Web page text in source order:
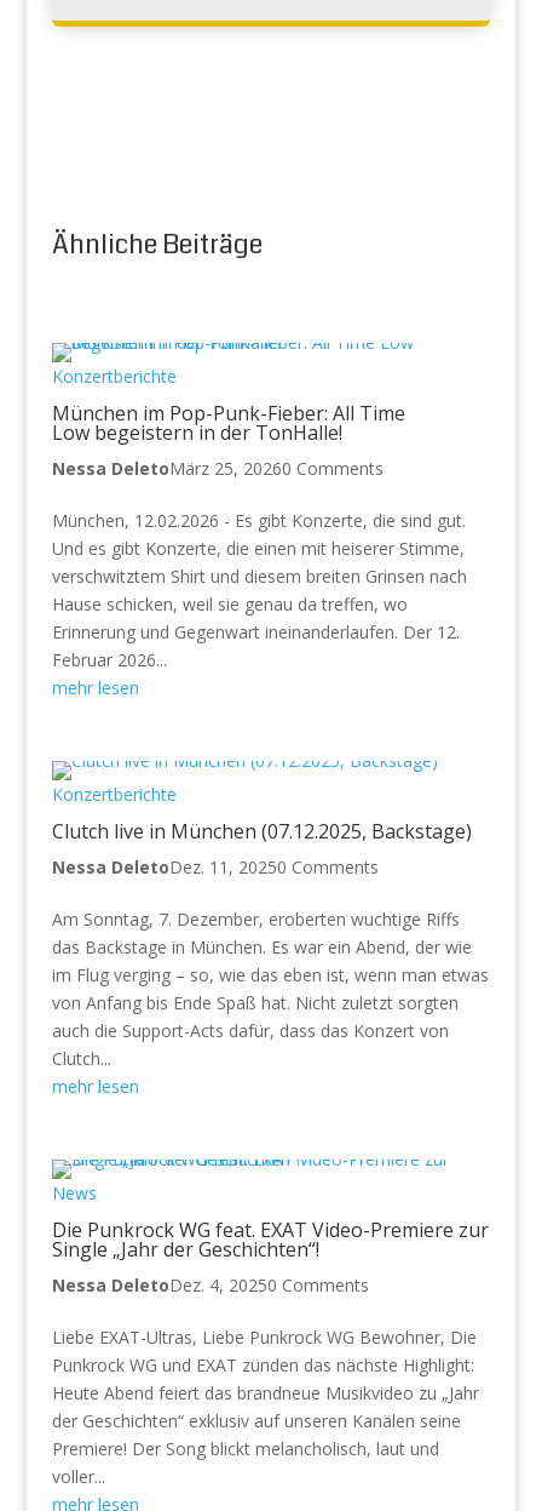
Ähnliche Beiträge
Konzertberichte
München im Pop-Punk-Fieber: All Time
Low begeistern in der TonHalle!
Nessa DeletoMärz 25, 20260 Comments
München, 12.02.2026 - Es gibt Konzerte, die sind gut.
Und es gibt Konzerte, die einen mit heiserer Stimme,
verschwitztem Shirt und diesem breiten Grinsen nach
Hause schicken, weil sie genau da treffen, wo
Erinnerung und Gegenwart ineinanderlaufen. Der 12.
Februar 2026...
mehr lesen
Konzertberichte
Clutch live in München (07.12.2025, Backstage)
Nessa DeletoDez. 11, 20250 Comments
Am Sonntag, 7. Dezember, eroberten wuchtige Riffs
das Backstage in München. Es war ein Abend, der wie
im Flug verging – so, wie das eben ist, wenn man etwas
von Anfang bis Ende Spaß hat. Nicht zuletzt sorgten
auch die Support-Acts dafür, dass das Konzert von
Clutch...
mehr lesen
News
Die Punkrock WG feat. EXAT Video-Premiere zur
Single „Jahr der Geschichten“!
Nessa DeletoDez. 4, 20250 Comments
Liebe EXAT-Ultras, Liebe Punkrock WG Bewohner, Die
Punkrock WG und EXAT zünden das nächste Highlight:
Heute Abend feiert das brandneue Musikvideo zu „Jahr
der Geschichten“ exklusiv auf unseren Kanälen seine
Premiere! Der Song blickt melancholisch, laut und
voller...
mehr lesen